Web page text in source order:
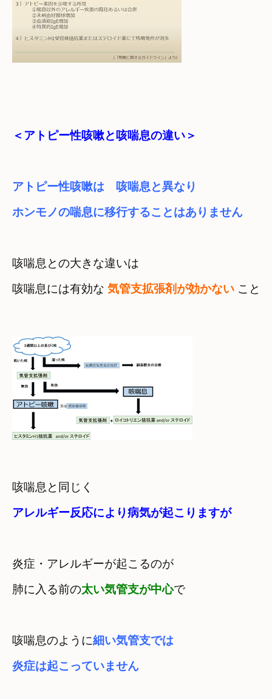
＜アトピー性咳嗽と咳喘息の違い＞
アトピー性咳嗽は　咳喘息と異なり
ホンモノの喘息に移行することはありません
咳喘息との大きな違いは
咳喘息には有効な 気管支拡張剤が効かない こと
炎症・アレルギーが起こるのが
肺に入る前の太い気管支が中心
咳喘息のように細い気管支では
炎症は起こっていません